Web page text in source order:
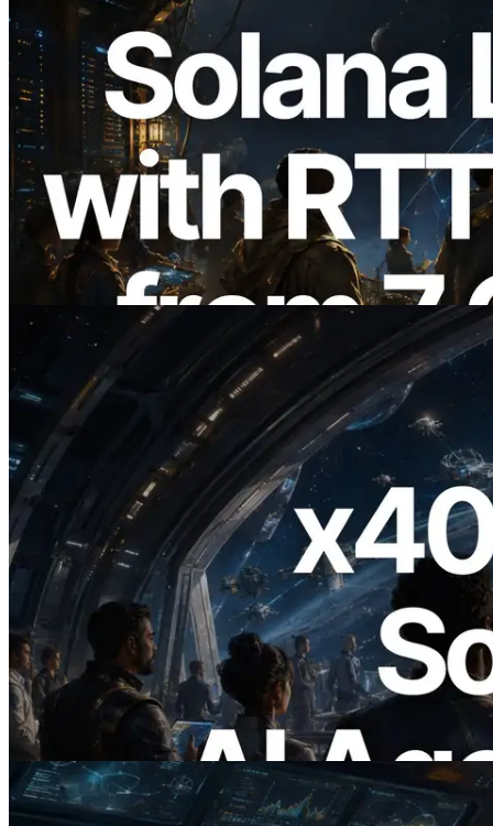
2026.08.05
ERPC расширяет Solana Leader Slot
API измерением ping из 7 глобальных
регионов — также запущен Validators
Information API
2026.07.04
ERPC запускает Solana RPC с
поддержкой x402 — Эпоха, в которой
AI-агенты платят за нужные API по
требованию
Читать статью